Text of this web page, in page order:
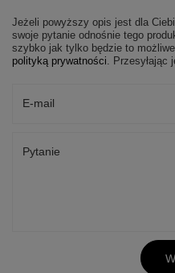
Jeżeli powyższy opis jest dla
swoje pytanie odnośnie tego
szybko jak tylko będzie to
polityką prywatności. Przesyłając
E-mail
Pytanie